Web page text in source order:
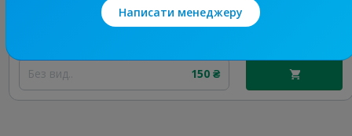
Новини/ЗМІ, Регіональні
Без вид.. 150 ₴
Написати менеджеру